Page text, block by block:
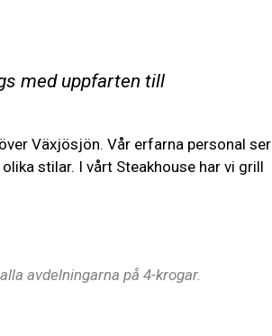
med uppfarten till
Växjösjön. Vår erfarna personal ser
stilar. I vårt Steakhouse har vi grill
avdelningarna på 4-krogar.